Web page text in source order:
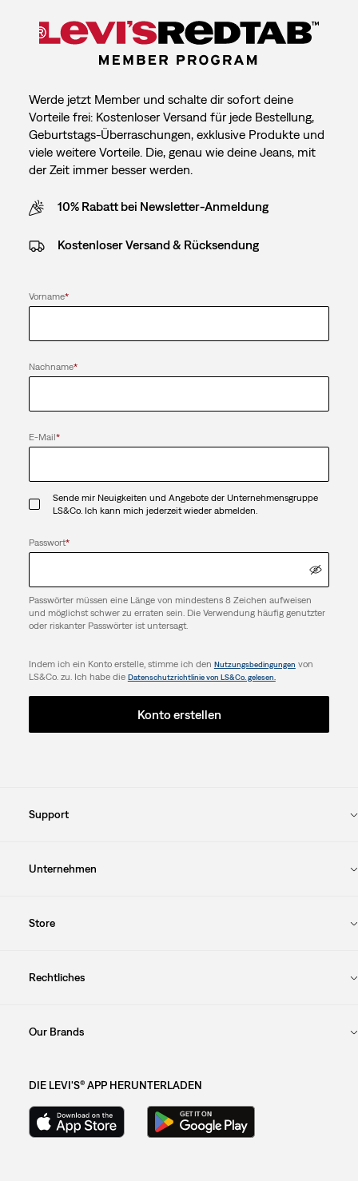
Werde jetzt Member und schalte dir sofort deine
Vorteile frei: Kostenloser Versand für jede Bestellung,
Geburtstags-Überraschungen, exklusive Produkte und
viele weitere Vorteile. Die, genau wie deine Jeans, mit
der Zeit immer besser werden.
10% Rabatt bei Newsletter-Anmeldung
Kostenloser Versand & Rücksendung
Vorname*
Nachname*
E-Mail*
Sende mir Neuigkeiten und Angebote der Unternehmensgruppe
LS&Co. Ich kann mich jederzeit wieder abmelden.
Passwort*
Passwörter müssen eine Länge von mindestens 8 Zeichen aufweisen
und möglichst schwer zu erraten sein. Die Verwendung häufig genutzter
oder riskanter Passwörter ist untersagt.
Indem ich ein Konto erstelle, stimme ich den Nutzungsbedingungen von
LS&Co. zu. Ich habe die Datenschutzrichtlinie von LS&Co. gelesen.
Konto erstellen
Support
Unternehmen
Store
Rechtliches
Our Brands
DIE LEVI'S® APP HERUNTERLADEN